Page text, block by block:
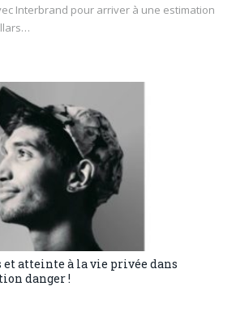
Interbrand pour arriver à une estimation
et atteinte à la vie privée dans
danger !